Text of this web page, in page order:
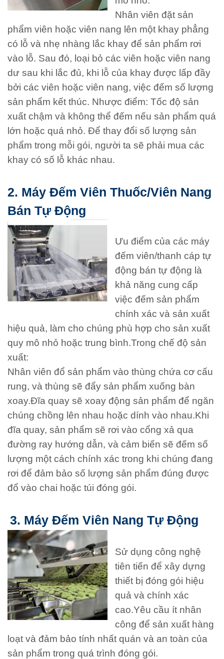
Nhân viên đặt sản
phẩm viên hoặc viên nang lên một khay phẳng
có lỗ và nhẹ nhàng lắc khay để sản phẩm rơi
vào lỗ. Sau đó, loại bỏ các viên hoặc viên nang
dư sau khi lắc đủ, khi lỗ của khay được lấp đầy
bởi các viên hoặc viên nang, việc đếm số lượng
sản phẩm kết thúc. Nhược điểm: Tốc độ sản
xuất chậm và không thể đếm nếu sản phẩm quá
lớn hoặc quá nhỏ. Để thay đổi số lượng sản
phẩm trong mỗi gói, người ta sẽ phải mua các
khay có số lỗ khác nhau.
2. Máy Đếm Viên Thuốc/viên Nang
Bán Tự Động
Ưu điểm của các máy
đếm viên/thanh cáp tự
động bán tự động là
khả năng cung cấp
việc đếm sản phẩm
chính xác và sản xuất
hiệu quả, làm cho chúng phù hợp cho sản xuất
quy mô nhỏ hoặc trung bình.Trong chế độ sản
xuất:
Nhân viên đổ sản phẩm vào thùng chứa cơ cấu
rung, và thùng sẽ đẩy sản phẩm xuống bàn
xoay.Đĩa quay sẽ xoay động sản phẩm để ngăn
chúng chồng lên nhau hoặc dính vào nhau.Khi
đĩa quay, sản phẩm sẽ rơi vào cổng xả qua
đường ray hướng dẫn, và cảm biến sẽ đếm số
lượng một cách chính xác trong khi chúng đang
rơi để đảm bảo số lượng sản phẩm đúng được
đổ vào chai hoặc túi đóng gói.
3. Máy Đếm Viên Nang Tự Động
Sử dụng công nghệ
tiên tiến để xây dựng
thiết bị đóng gói hiệu
quả và chính xác
cao.Yêu cầu ít nhân
công để sản xuất hàng
loạt và đảm bảo tính nhất quán và an toàn của
sản phẩm trong quá trình đóng gói.